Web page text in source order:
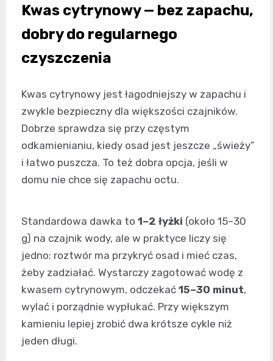
Kwas cytrynowy — bez zapachu,
dobry do regularnego
czyszczenia
Kwas cytrynowy jest łagodniejszy w zapachu i
zwykle bezpieczny dla większości czajników.
Dobrze sprawdza się przy częstym
odkamienianiu, kiedy osad jest jeszcze „świeży”
i łatwo puszcza. To też dobra opcja, jeśli w
domu nie chce się zapachu octu.
Standardowa dawka to 1–2 łyżki (około 15–30
g) na czajnik wody, ale w praktyce liczy się
jedno: roztwór ma przykryć osad i mieć czas,
żeby zadziałać. Wystarczy zagotować wodę z
kwasem cytrynowym, odczekać 15–30 minut,
wylać i porządnie wypłukać. Przy większym
kamieniu lepiej zrobić dwa krótsze cykle niż
jeden długi.